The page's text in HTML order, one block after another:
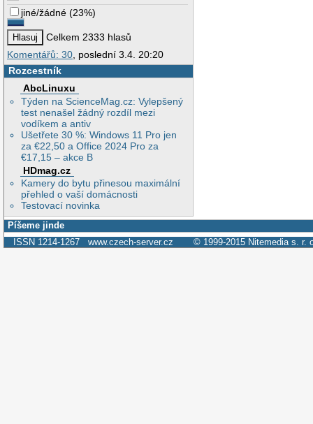
jiné/žádné (23%)
Celkem 2333 hlasů
Komentářů: 30, poslední 3.4. 20:20
Rozcestník
AbcLinuxu
Týden na ScienceMag.cz: Vylepšený
test nenašel žádný rozdíl mezi
vodíkem a antiv
Ušetřete 30 %: Windows 11 Pro jen
za €22,50 a Office 2024 Pro za
€17,15 – akce B
HDmag.cz
Kamery do bytu přinesou maximální
přehled o vaší domácnosti
Testovací novinka
Píšeme jinde
ISSN 1214-1267 www.czech-server.cz © 1999-2015 Nitemedia s. r.